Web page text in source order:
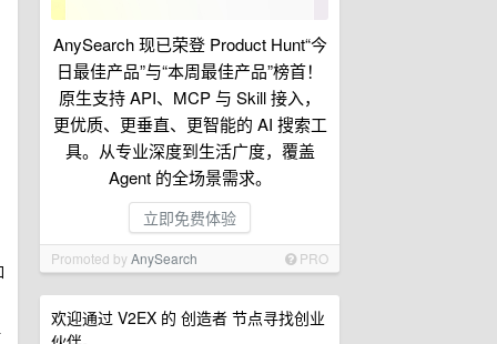
AnySearch 现已荣登 Product Hunt“今
日最佳产品”与“本周最佳产品”榜首！
原生支持 API、MCP 与 Skill 接入，
更优质、更垂直、更智能的 AI 搜索工
具。从专业深度到生活广度，覆盖
Agent 的全场景需求。
立即免费体验
Promoted byAnySearch PRO
欢迎通过 V2EX 的 创造者 节点寻找创业